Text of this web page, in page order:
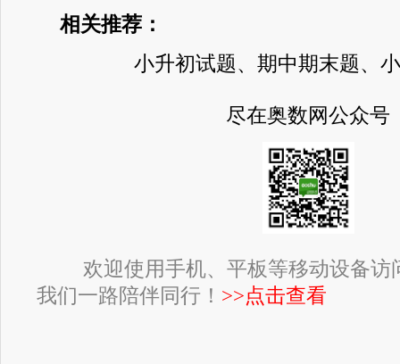
相关推荐：
小升初试题、期中期末题、
尽在奥数网公众号
欢迎使用手机、平板等移动设备访
我们一路陪伴同行！ >>点击查看